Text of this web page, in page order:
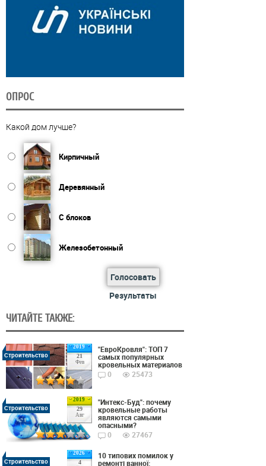
ОПРОС
Какой дом лучше?
Кирпичный
Деревянный
С блоков
Железобетонный
Голосовать
Результаты
ЧИТАЙТЕ ТАКЖЕ:
2019
21
Фев
Строительство
"ЕвроКровля": ТОП 7
самых популярных
кровельных материалов
0
25473
2019
29
Авг
Строительство
"Интекс-Буд": почему
кровельные работы
являются самыми
опасными?
0
27467
2026
4
Строительство
10 типових помилок у
ремонті ванної: